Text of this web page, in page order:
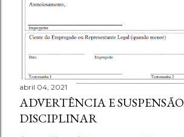
abril 04, 2021
ADVERTÊNCIA E SUSPENSÃO
DISCIPLINAR